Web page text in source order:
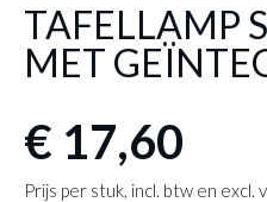
TAFELLAMP
MET
€ 17,60
Prijs per stuk, incl. btw en